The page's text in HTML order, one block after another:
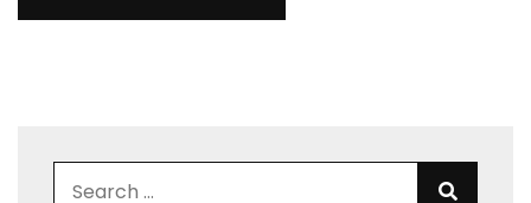
Search for: Search